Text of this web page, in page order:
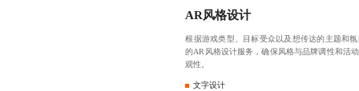
AR风格设计
根据游戏类型、目标受众以及想传达的主题和
的AR风格设计服务，确保风格与品牌调性和活
观性。
文字设计